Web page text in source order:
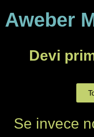
Aweber
Devi
Se invece